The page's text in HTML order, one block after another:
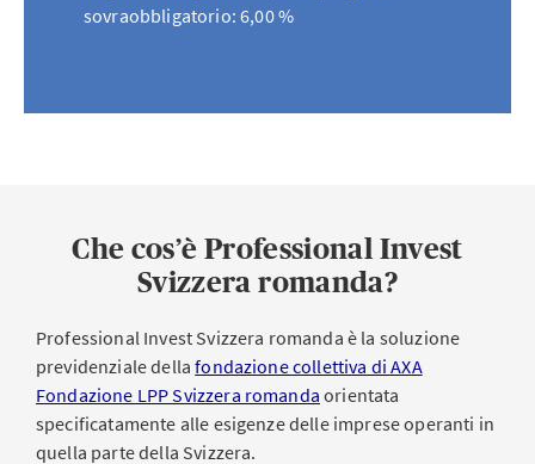
sovraobbligatorio: 6,00 %
Che cos’è Professional Invest
Svizzera romanda?
Professional Invest Svizzera romanda è la soluzione
previdenziale dellafondazione collettiva di AXA
Fondazione LPP Svizzera romanda orientata
specificatamente alle esigenze delle imprese operanti in
quella parte della Svizzera.